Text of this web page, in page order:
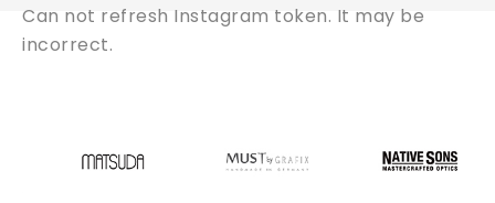
Can not refresh Instagram token. It may be
incorrect.